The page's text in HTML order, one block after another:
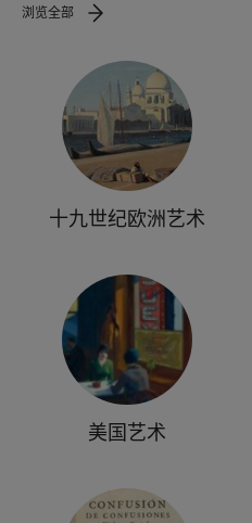
浏览全部
十九世纪欧洲艺术
美国艺术